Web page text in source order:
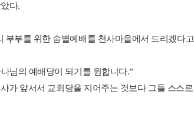
다.
부부를 위한 송별예배를 천사마을에서 드리겠다고
님의 예배당이 되기를 원합니다.”
가 앞서서 교회당을 지어주는 것보다 그들 스스로